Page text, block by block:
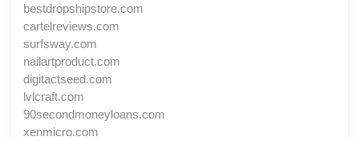
bestdropshipstore.com
cartelreviews.com
surfsway.com
nailartproduct.com
digitactseed.com
lvlcraft.com
90secondmoneyloans.com
xenmicro.com